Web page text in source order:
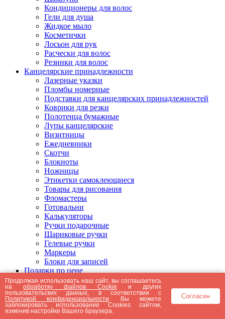
Кондиционеры для волос
Гели для душа
Жидкое мыло
Косметички
Лосьон для рук
Расчески для волос
Резинки для волос
Канцелярские принадлежности
Лазерные указки
Пломбы номерные
Подставки для канцелярских принадлежностей
Коврики для резки
Полотенца бумажные
Лупы канцелярские
Визитницы
Ежедневники
Скотчи
Блокноты
Ножницы
Этикетки самоклеющиеся
Товары для рисования
Фломастеры
Готовальни
Калькуляторы
Ручки подарочные
Шариковые ручки
Гелевые ручки
Маркеры
Блоки для записей
Подарки по цене
Подарки от 5000 рублей
Подарки до 5000 рублей
Подарки до 3000 рублей
Подарки до 2000 рублей
Подарки до 1000 рублей
Продолжая использовать наш сайт, вы соглашаетесь
наобработку файлов Cookie и других
пользовательских данных, в соответствии с
Политикой конфиденциальности . Вы можете
заблокировать использование Cookies сайтом,
изменив настройки Вашего браузера.
Согласен